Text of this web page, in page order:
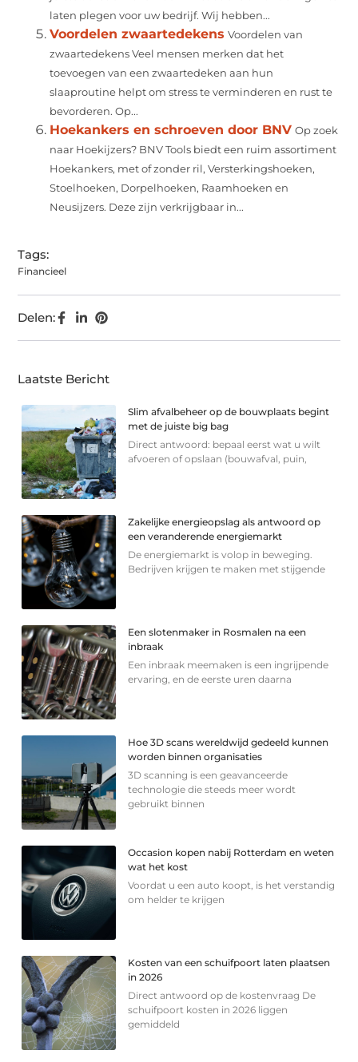
laten plegen voor uw bedrijf. Wij hebben...
Voordelen zwaartedekens Voordelen van
zwaartedekens Veel mensen merken dat het
toevoegen van een zwaartedeken aan hun
slaaproutine helpt om stress te verminderen en rust te
bevorderen. Op...
Hoekankers en schroeven door BNV Op zoek
naar Hoekijzers? BNV Tools biedt een ruim assortiment
Hoekankers, met of zonder ril, Versterkingshoeken,
Stoelhoeken, Dorpelhoeken, Raamhoeken en
Neusijzers. Deze zijn verkrijgbaar in...
Tags:
Financieel
Delen:
Laatste Bericht
Slim afvalbeheer op de bouwplaats begint
met de juiste big bag
Direct antwoord: bepaal eerst wat u wilt
afvoeren of opslaan (bouwafval, puin,
Zakelijke energieopslag als antwoord op
een veranderende energiemarkt
De energiemarkt is volop in beweging.
Bedrijven krijgen te maken met stijgende
Een slotenmaker in Rosmalen na een
inbraak
Een inbraak meemaken is een ingrijpende
ervaring, en de eerste uren daarna
Hoe 3D scans wereldwijd gedeeld kunnen
worden binnen organisaties
3D scanning is een geavanceerde
technologie die steeds meer wordt
gebruikt binnen
Occasion kopen nabij Rotterdam en weten
wat het kost
Voordat u een auto koopt, is het verstandig
om helder te krijgen
Kosten van een schuifpoort laten plaatsen
in 2026
Direct antwoord op de kostenvraag De
schuifpoort kosten in 2026 liggen
gemiddeld